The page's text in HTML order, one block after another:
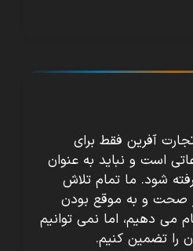
آفرین فقط برای
است و نباید به عنوان
شود. ما تمام تلاش
صحت و به موقع بودن
می دهیم، اما نمی توانیم
را تضمین کنیم.